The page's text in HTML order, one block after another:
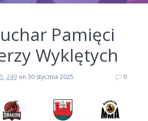
Pamięci
Wyklętych
, 249 on 30 stycznia 2025 0